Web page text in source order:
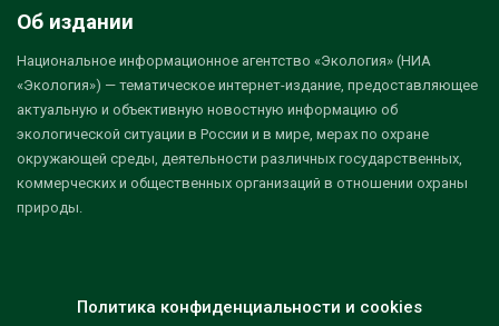
Об издании
Национальное информационное агентство «Экология» (НИА
«Экология») — тематическое интернет-издание, предоставляющее
актуальную и объективную новостную информацию об
экологической ситуации в России и в мире, мерах по охране
окружающей среды, деятельности различных государственных,
коммерческих и общественных организаций в отношении охраны
природы.
Политика конфиденциальности и cookies